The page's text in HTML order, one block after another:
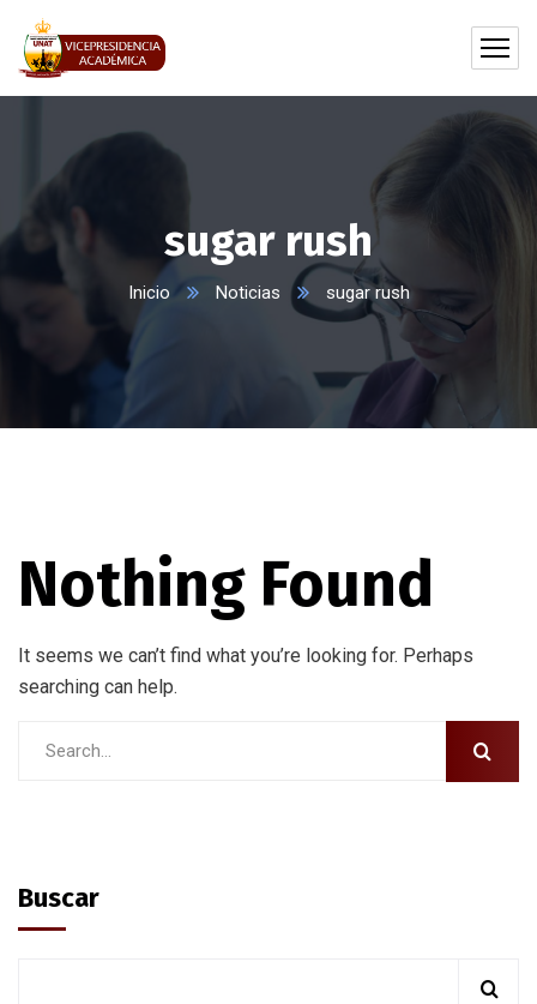
sugar rush
Inicio Noticias sugar rush
Nothing Found
It seems we can’t find what you’re looking for. Perhaps
searching can help.
Buscar